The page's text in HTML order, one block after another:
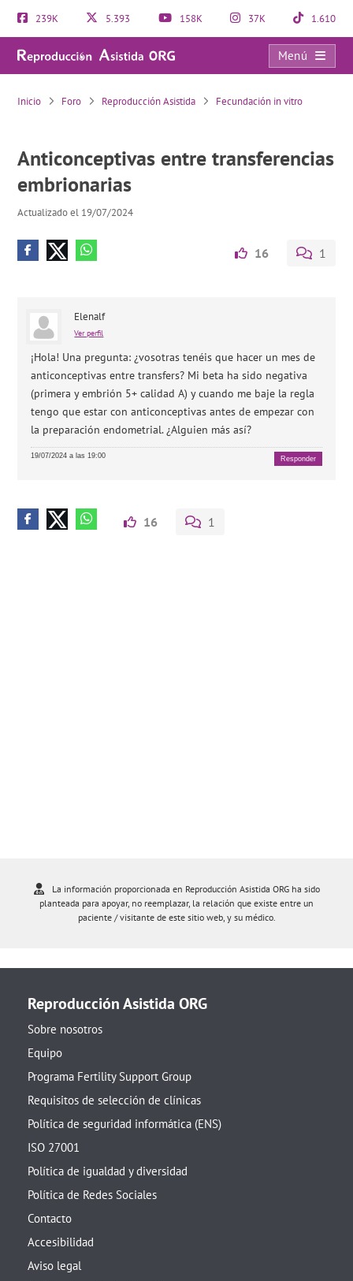
239K 5.393 158K 37K 1.610
Menú
Anticonceptivas entre transferencias embrionarias
Inicio Foro Reproducción Asistida Fecundación in vitro
Anticonceptivas entre transferencias
embrionarias
Actualizado el 19/07/2024
16 1
Elenalf
Ver perfil
¡Hola! Una pregunta: ¿vosotras tenéis que hacer un mes de
anticonceptivas entre transfers? Mi beta ha sido negativa
(primera y embrión 5+ calidad A) y cuando me baje la regla
tengo que estar con anticonceptivas antes de empezar con
la preparación endometrial. ¿Alguien más así?
19/07/2024 a las 19:00 Responder
16 1
La información proporcionada en Reproducción Asistida ORG ha sido
planteada para apoyar, no reemplazar, la relación que existe entre un
paciente / visitante de este sitio web, y su médico.
Reproducción Asistida ORG
Sobre nosotros
Equipo
Programa Fertility Support Group
Requisitos de selección de clínicas
Política de seguridad informática (ENS)
ISO 27001
Política de igualdad y diversidad
Política de Redes Sociales
Contacto
Accesibilidad
Aviso legal